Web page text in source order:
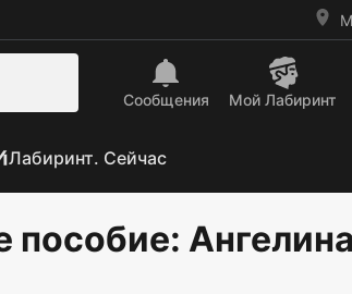
Сообщения Mой Лабиринт
Лабиринт. Сейчас
пособие: Ангелина